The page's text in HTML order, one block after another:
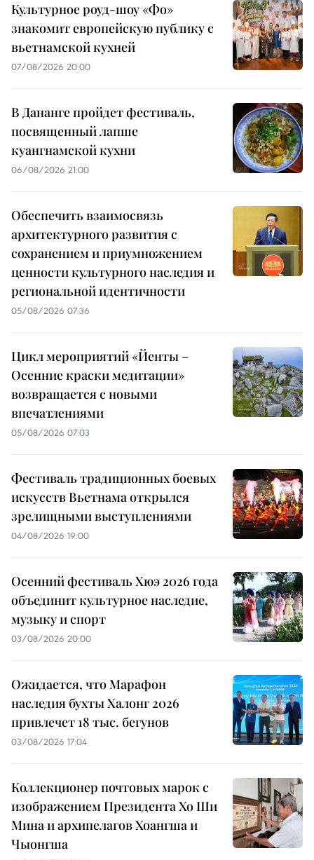
Культурное роуд-шоу «Фо»
знакомит европейскую публику с
вьетнамской кухней
07/08/2026 20:00
В Дананге пройдет фестиваль,
посвященный лапше
куангнамской кухни
06/08/2026 21:00
Обеспечить взаимосвязь
архитектурного развития с
сохранением и приумножением
ценности культурного наследия и
региональной идентичности
05/08/2026 07:36
Цикл мероприятий «Йенты –
Осенние краски медитации»
возвращается с новыми
впечатлениями
05/08/2026 07:03
Фестиваль традиционных боевых
искусств Вьетнама открылся
зрелищными выступлениями
04/08/2026 19:00
Осенний фестиваль Хюэ 2026 года
объединит культурное наследие,
музыку и спорт
03/08/2026 20:00
Ожидается, что Марафон
наследия бухты Халонг 2026
привлечет 18 тыс. бегунов
03/08/2026 17:04
Коллекционер почтовых марок с
изображением Президента Хо Ши
Мина и архипелагов Хоангша и
Чыонгша